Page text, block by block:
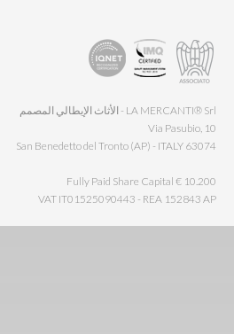
LA MERCANTI® Srl - الأثاث الإيطالي المصمم
Via Pasubio, 10
63074 San Benedetto del Tronto (AP) - ITALY
Fully Paid Share Capital € 10.200
VAT IT01525090443 - REA 152843 AP